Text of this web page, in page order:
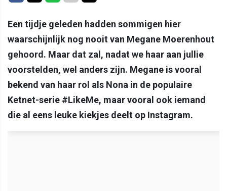
Een tijdje geleden hadden sommigen hier
waarschijnlijk nog nooit van Megane Moerenhout
gehoord. Maar dat zal, nadat we haar aan jullie
voorstelden, wel anders zijn. Megane is vooral
bekend van haar rol als Nona in de populaire
Ketnet-serie #LikeMe, maar vooral ook iemand
die al eens leuke kiekjes deelt op Instagram.